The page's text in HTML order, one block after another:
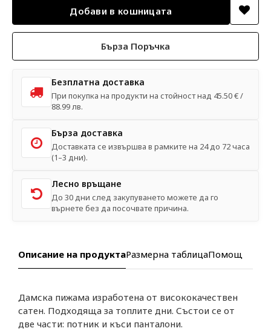
Бърза Поръчка
Безплатна доставка
При покупка на продукти на стойност над 45.50 € /
88.99 лв.
Бърза доставка
Доставката се извършва в рамките на 24 до 72 часа
(1–3 дни).
Лесно връщане
До 30 дни след закупуването можете да го
върнете без да посочвате причина.
Описание на продуктаРазмерна таблицаПомощ
Дамска пижама изработена от висококачествен
сатен. Подходяща за топлите дни. Състои се от
две части: потник и къси панталони.